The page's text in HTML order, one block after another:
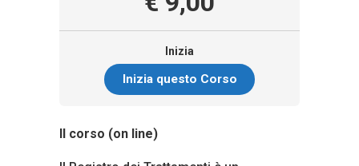
Inizia
Inizia questo Corso
Il corso (on line)